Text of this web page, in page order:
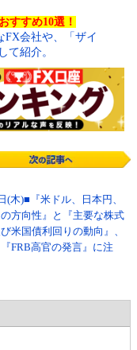
すすめ10選！
FX会社や、「ザイ
て紹介。
(木)■『米ドル、日本円、
方向性』と『主要な株式
米国債利回りの動向』、
FRB高官の発言』に注